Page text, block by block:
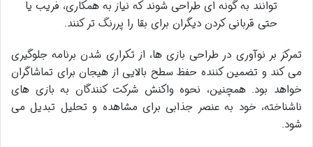
توانند به گونه ای طراحی شوند که نیاز به همکاری، فریب یا
حتی قربانی کردن دیگران برای بقا را پررنگ تر کنند.
تمرکز بر نوآوری در طراحی بازی ها، از تکراری شدن برنامه جلوگیری
می کند و تضمین کننده حفظ سطح بالایی از هیجان برای تماشاگران
خواهد بود. همچنین، نحوه واکنش شرکت کنندگان به بازی های
ناشناخته، خود به عنصر جذابی برای مشاهده و تحلیل تبدیل می
شود.